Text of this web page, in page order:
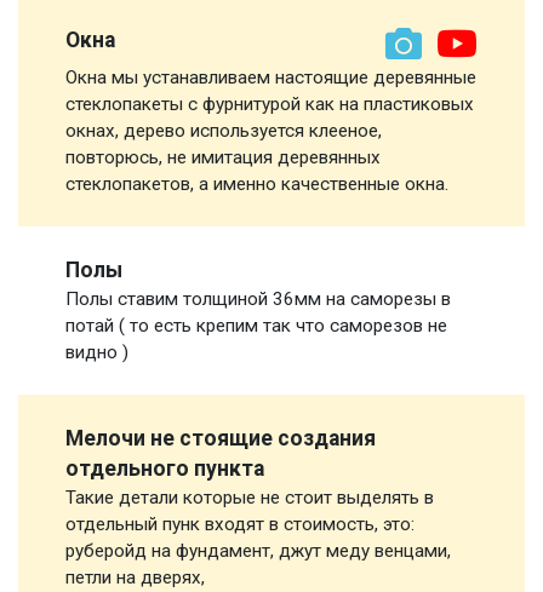
Окна
Окна мы устанавливаем настоящие деревянные
стеклопакеты с фурнитурой как на пластиковых
окнах, дерево используется клееное,
повторюсь, не имитация деревянных
стеклопакетов, а именно качественные окна.
Полы
Полы ставим толщиной 36мм на саморезы в
потай ( то есть крепим так что саморезов не
видно )
Мелочи не стоящие создания
отдельного пункта
Такие детали которые не стоит выделять в
отдельный пунк входят в стоимость, это:
руберойд на фундамент, джут меду венцами,
петли на дверях,